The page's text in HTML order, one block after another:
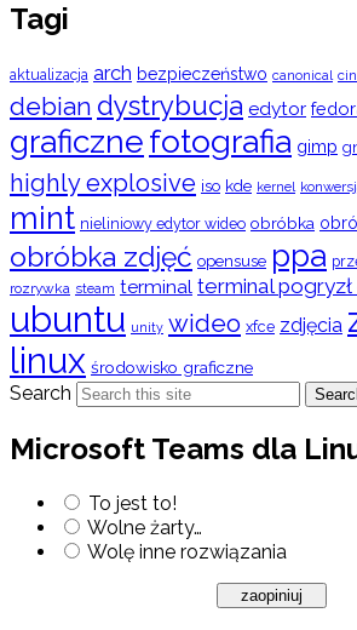
Tagi
aktualizacja arch bezpieczeństwo canonical
debian dystrybucja edytor
graficznefotografia gimp
highly explosive iso kde kernel
mint nieliniowy edytor wideo obróbka
obróbka zdjęć opensuse ppa
rozrywka steam terminal terminal
ubuntu unity wideo xfce zdjęcia
linux środowisko graficzne
Search
Microsoft Teams dla
To jest to!
Wolne żarty…
Wolę inne rozwiązania